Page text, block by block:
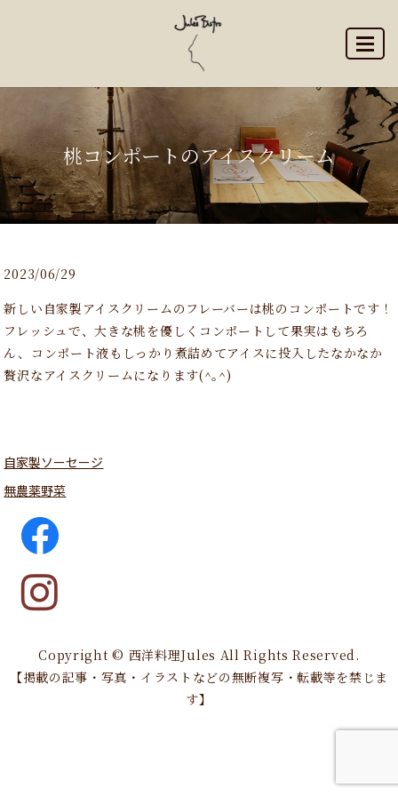
桃コンポートのアイスクリーム
2023/06/29
新しい自家製アイスクリームのフレーバーは桃のコンポートです！
フレッシュで、大きな桃を優しくコンポートして果実はもちろ
ん、コンポート液もしっかり煮詰めてアイスに投入したなかなか
贅沢なアイスクリームになります(^｡^)
自家製ソーセージ
無農薬野菜
Copyright © 西洋料理Jules All Rights Reserved.
【掲載の記事・写真・イラストなどの無断複写・転載等を禁じま
す】